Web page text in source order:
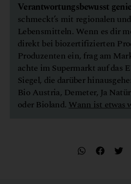
Verantwortungsbewusst
schmeckt’s mit regionalen
Lebensmitteln. Wenn es dir
direkt bei biozertifizierten
Produzenten ein, frag am
achte im Supermarkt auf das
Siegel, die darüber
Bio Austria, Demeter, Ja
oder Bioland.Wann ist etwas